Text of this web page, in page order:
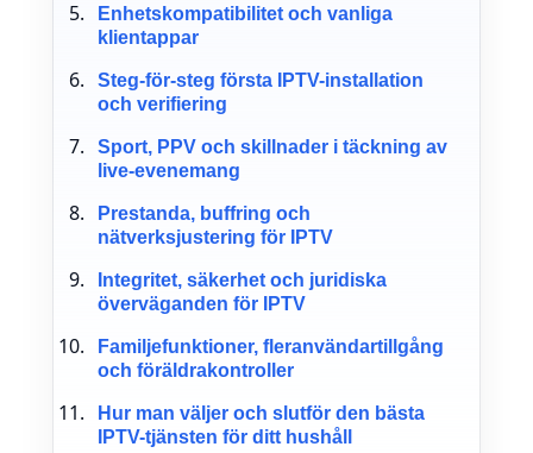
Enhetskompatibilitet och vanliga
klientappar
Steg-för-steg första IPTV-installation
och verifiering
Sport, PPV och skillnader i täckning av
live-evenemang
Prestanda, buffring och
nätverksjustering för IPTV
Integritet, säkerhet och juridiska
överväganden för IPTV
Familjefunktioner, fleranvändartillgång
och föräldrakontroller
Hur man väljer och slutför den bästa
IPTV-tjänsten för ditt hushåll